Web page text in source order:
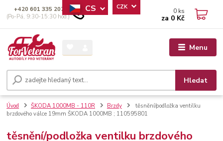
Menu
CS CZK
Hledat
+420 601 335 207
(Po-Pá, 9:30-15:30 hod.)
0 ks
za 0 Kč
Úvod ŠKODA 1000MB - 110R Brzdy
těsnění/podložka ventilku
brzdového válce 19mm ŠKODA 1000MB ; 110595801
těsnění/podložka ventilku brzdového